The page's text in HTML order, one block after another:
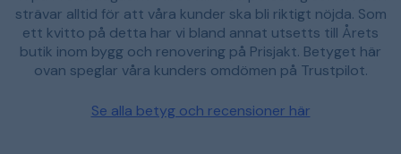
strävar alltid för att våra kunder ska bli riktigt nöjda. Som
ett kvitto på detta har vi bland annat utsetts till Årets
butik inom bygg och renovering på Prisjakt. Betyget här
ovan speglar våra kunders omdömen på Trustpilot.
Se alla betyg och recensioner här